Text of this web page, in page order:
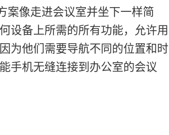
案像走进会议室并坐下一样简
设备上所需的所有功能，允许用
为他们需要导航不同的位置和时
手机无缝连接到办公室的会议